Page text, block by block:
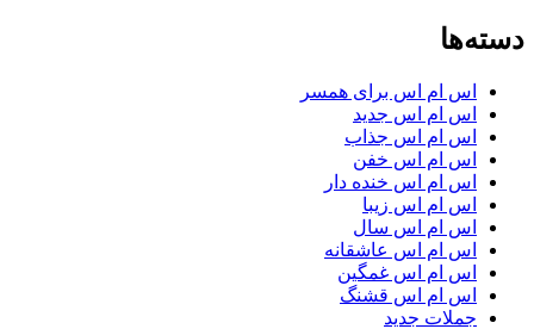
دسته‌ها
اس ام اس برای همسر
اس ام اس جدید
اس ام اس جذاب
اس ام اس خفن
اس ام اس خنده دار
اس ام اس زیبا
اس ام اس سال
اس ام اس عاشقانه
اس ام اس غمگین
اس ام اس قشنگ
جملات جدید